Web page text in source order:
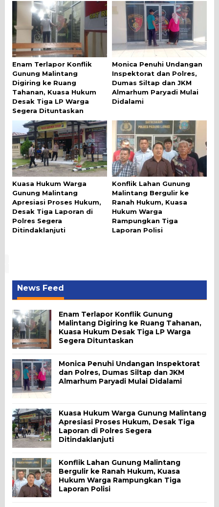
Enam Terlapor Konflik
Gunung Malintang
Digiring ke Ruang
Tahanan, Kuasa Hukum
Desak Tiga LP Warga
Segera Dituntaskan
Monica Penuhi Undangan
Inspektorat dan Polres,
Dumas Siltap dan JKM
Almarhum Paryadi Mulai
Didalami
Kuasa Hukum Warga
Gunung Malintang
Apresiasi Proses Hukum,
Desak Tiga Laporan di
Polres Segera
Ditindaklanjuti
Konflik Lahan Gunung
Malintang Bergulir ke
Ranah Hukum, Kuasa
Hukum Warga
Rampungkan Tiga
Laporan Polisi
News Feed
Enam Terlapor Konflik Gunung
Malintang Digiring ke Ruang Tahanan,
Kuasa Hukum Desak Tiga LP Warga
Segera Dituntaskan
Monica Penuhi Undangan Inspektorat
dan Polres, Dumas Siltap dan JKM
Almarhum Paryadi Mulai Didalami
Kuasa Hukum Warga Gunung Malintang
Apresiasi Proses Hukum, Desak Tiga
Laporan di Polres Segera
Ditindaklanjuti
Konflik Lahan Gunung Malintang
Bergulir ke Ranah Hukum, Kuasa
Hukum Warga Rampungkan Tiga
Laporan Polisi